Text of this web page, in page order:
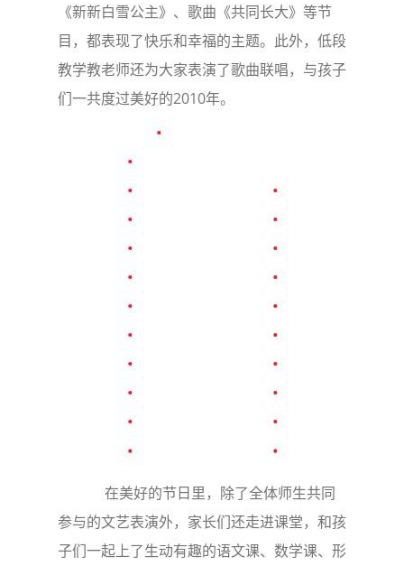
《新新白雪公主》、歌曲《共同长大》等节
目，都表现了快乐和幸福的主题。此外，低段
教学教老师还为大家表演了歌曲联唱，与孩子
们一共度过美好的2010年。
在美好的节日里，除了全体师生共同
参与的文艺表演外，家长们还走进课堂，和孩
子们一起上了生动有趣的语文课、数学课、形